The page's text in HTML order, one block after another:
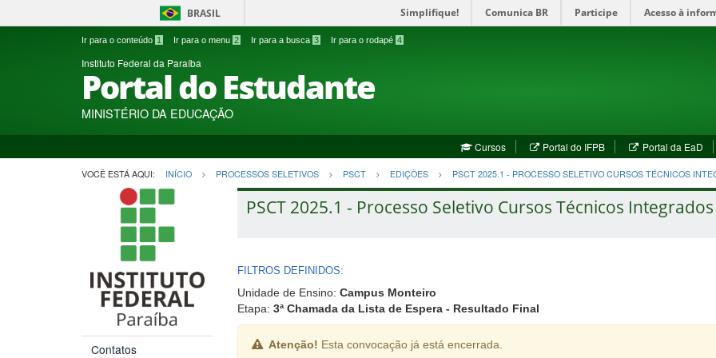
BRASIL Simplifique! Comunica BR Participe Acesso à
Ir para o conteúdo 1 Ir para o menu 2 Ir para a busca 3 Ir para o rodapé 4
Instituto Federal da Paraíba
Portal do Estudante
MINISTÉRIO DA EDUCAÇÃO
Cursos Portal do IFPB(abre
em
nova
janela)
Portal da EaD
em
VOCÊ ESTÁ AQUI: INÍCIO PROCESSOS SELETIVOS PSCT EDIÇÕES PSCT 2025.1 - PROCESSO SELETIVO CURSOS TÉCNICOS
Contatos
PSCT 2025.1 - Processo Seletivo Cursos Técnicos
FILTROS DEFINIDOS:
Unidade de Ensino: Campus Monteiro
Etapa: 3ª Chamada da Lista de Espera - Resultado Final
Atenção! Esta convocação já está encerrada.